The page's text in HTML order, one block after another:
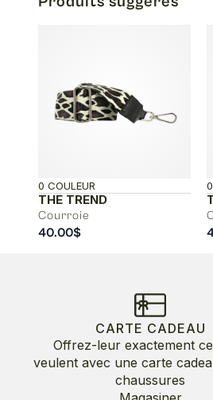
THE TREND
Courroie
0 COULEUR
40.00$
CARTE CADEAU
Offrez-leur exactement ce
veulent avec une carte
chaussures